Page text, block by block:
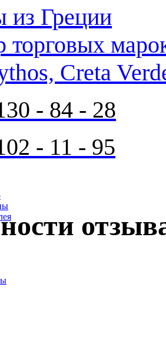
из Греции
торговых
Creta
- 84 - 28
- 11 - 95